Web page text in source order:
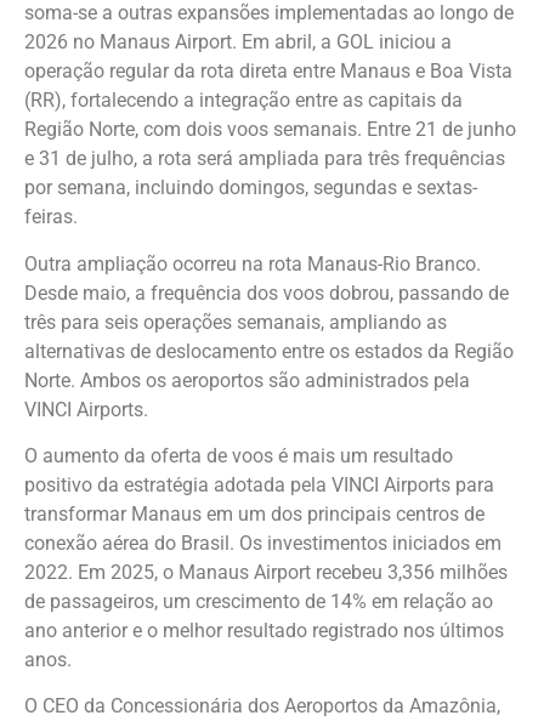
soma-se a outras expansões implementadas ao longo de
2026 no Manaus Airport. Em abril, a GOL iniciou a
operação regular da rota direta entre Manaus e Boa Vista
(RR), fortalecendo a integração entre as capitais da
Região Norte, com dois voos semanais. Entre 21 de junho
e 31 de julho, a rota será ampliada para três frequências
por semana, incluindo domingos, segundas e sextas-
feiras.
Outra ampliação ocorreu na rota Manaus-Rio Branco.
Desde maio, a frequência dos voos dobrou, passando de
três para seis operações semanais, ampliando as
alternativas de deslocamento entre os estados da Região
Norte. Ambos os aeroportos são administrados pela
VINCI Airports.
O aumento da oferta de voos é mais um resultado
positivo da estratégia adotada pela VINCI Airports para
transformar Manaus em um dos principais centros de
conexão aérea do Brasil. Os investimentos iniciados em
2022. Em 2025, o Manaus Airport recebeu 3,356 milhões
de passageiros, um crescimento de 14% em relação ao
ano anterior e o melhor resultado registrado nos últimos
anos.
O CEO da Concessionária dos Aeroportos da Amazônia,